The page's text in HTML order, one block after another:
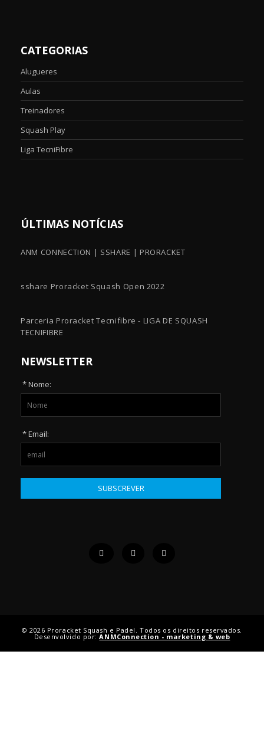
CATEGORIAS
Alugueres
Aulas
Treinadores
Squash Play
Liga TecniFibre
ÚLTIMAS NOTÍCIAS
ANM CONNECTION | SSHARE | PRORACKET
sshare Proracket Squash Open 2022
Parceria Proracket Tecnifibre - LIGA DE SQUASH
TECNIFIBRE
NEWSLETTER
* Nome:
* Email:
© 2026 Proracket Squash e Padel. Todos os direitos reservados.
Desenvolvido por:ANMConnection - marketing & web